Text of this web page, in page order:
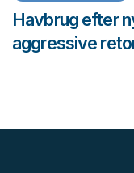
Havbrug efter
aggressive